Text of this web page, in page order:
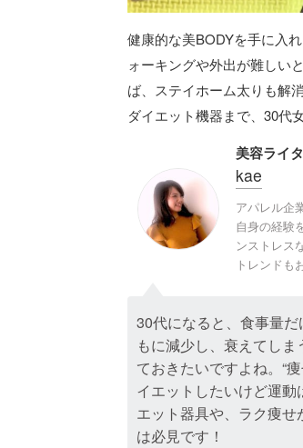
健康的な美BODYを手に入
ォーキングや外出が難しい
ば、ステイホーム太りも解
ダイエット機器まで、30代
美容ライ
kae
アパレル企
自身の経験
ンストレス
トレンドも
30代になると、食事量
もに減少し、衰えてし
ておきたいですよね。“
イエットしたいけど運動
エット器具や、ラク痩
は必見です！